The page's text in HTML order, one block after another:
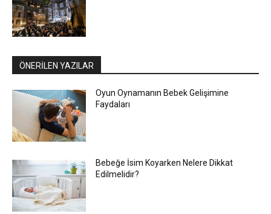
ÖNERİLEN YAZILAR
Oyun Oynamanın Bebek Gelişimine
Faydaları
Bebeğe İsim Koyarken Nelere Dikkat
Edilmelidir?